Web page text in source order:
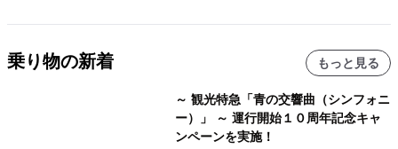
乗り物の新着 もっと見る
～ 観光特急「青の交響曲（シンフォニ
ー）」 ～ 運行開始１０周年記念キャ
ンペーンを実施！